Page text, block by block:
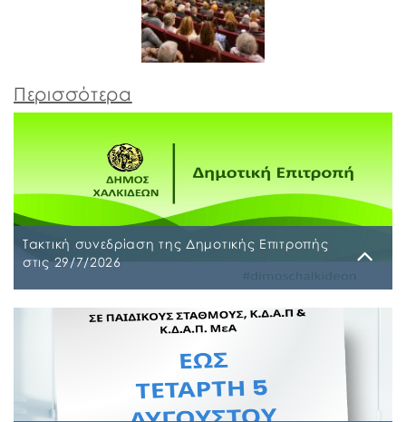
Περισσότερα
Τακτική συνεδρίαση της Δημοτικής Επιτροπής
στις 29/7/2026
Τακτική συνεδρίαση της Δημοτικής Επιτροπής θα
διεξαχθεί στο Δημοτικό Κατάστημα επί των οδών
Ληλαντίων και Μεγασθένους 34, την Τετάρτη 29
Ιουλίου 2026 και ώρα 10:00 π.μ., για συζήτηση και
λήψη απόφασης στα παρακάτω θέματα της